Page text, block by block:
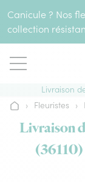
Canicule ? Nos
collection
Livraison
Accueil
› Fleuristes ›
Livraison
(36110)